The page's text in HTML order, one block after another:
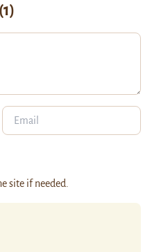
(1)
site if needed.